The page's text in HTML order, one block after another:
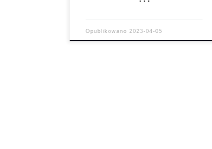
Opublikowano 2023-04-05